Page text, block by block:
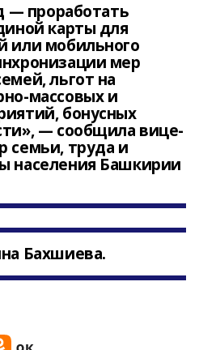
— проработать
карты для
или мобильного
мер
льгот на
массовых и
бонусных
— сообщила вице-
семьи, труда и
населения Башкирии
Бахшиева.